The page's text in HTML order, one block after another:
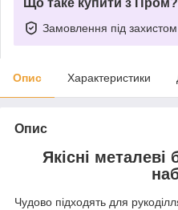
Замовлення під захистом
Опис Характеристики
Опис
Якісні
Чудово підходять для